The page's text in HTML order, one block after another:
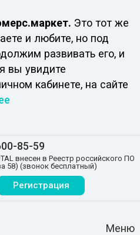
Это тот же
и любите, но под
развивать его, и
вы увидите
кабинете, на сайте
85-59
внесен в Реестр российского ПО
58) (звонок бесплатный)
Регистрация
Меню